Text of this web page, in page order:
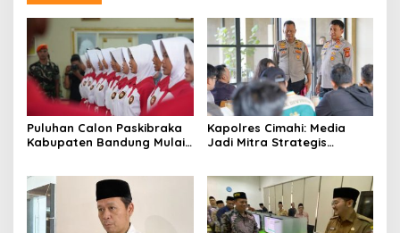
Puluhan Calon Paskibraka
Kabupaten Bandung Mulai
Kapolres Cimahi: Media
Jadi Mitra Strategis